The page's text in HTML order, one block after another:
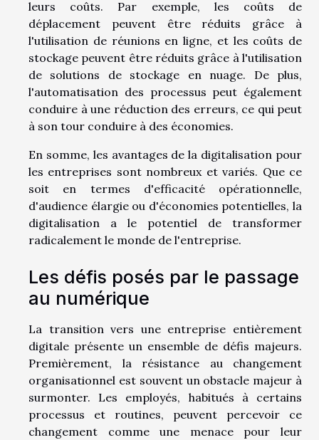
leurs coûts. Par exemple, les coûts de
déplacement peuvent être réduits grâce à
l'utilisation de réunions en ligne, et les coûts de
stockage peuvent être réduits grâce à l'utilisation
de solutions de stockage en nuage. De plus,
l'automatisation des processus peut également
conduire à une réduction des erreurs, ce qui peut
à son tour conduire à des économies.
En somme, les avantages de la digitalisation pour
les entreprises sont nombreux et variés. Que ce
soit en termes d'efficacité opérationnelle,
d'audience élargie ou d'économies potentielles, la
digitalisation a le potentiel de transformer
radicalement le monde de l'entreprise.
Les défis posés par le passage
au numérique
La transition vers une entreprise entièrement
digitale présente un ensemble de défis majeurs.
Premièrement, la résistance au changement
organisationnel est souvent un obstacle majeur à
surmonter. Les employés, habitués à certains
processus et routines, peuvent percevoir ce
changement comme une menace pour leur